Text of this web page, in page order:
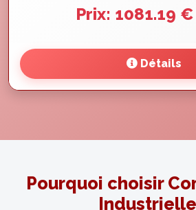
Prix: 1081.19
Détails
Pourquoi choisir